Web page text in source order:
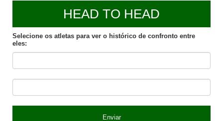
HEAD TO HEAD
Selecione os atletas para ver o histórico de confronto entre
eles:
Enviar